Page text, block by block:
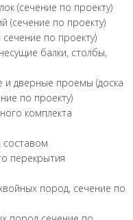
(сечение по проекту)
(сечение по проекту)
сечение по проекту)
балки, столбы,
и дверные проемы (доска
по проекту)
комплекта
перекрытия
пород, сечение по